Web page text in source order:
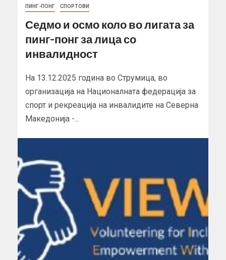
ПИНГ-ПОНГ СПОРТОВИ
Седмо и осмо коло во лигата за
пинг-понг за лица со
инвалидност
На 13.12.2025 година во Струмица, во
организација на Националната федерација за
спорт и рекреација на инвалидите на Северна
Македонија -...